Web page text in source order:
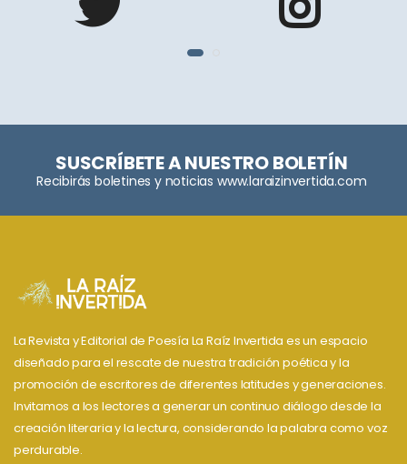
SUSCRÍBETE A NUESTRO BOLETÍN
Recibirás boletines y noticias www.laraizinvertida.com
La Revista y Editorial de Poesía La Raíz Invertida es un espacio
diseñado para el rescate de nuestra tradición poética y la
promoción de escritores de diferentes latitudes y generaciones.
Invitamos a los lectores a generar un continuo diálogo desde la
creación literaria y la lectura, considerando la palabra como voz
perdurable.